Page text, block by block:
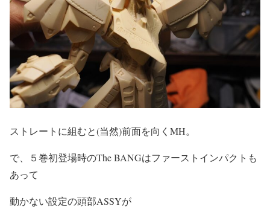
ストレートに組むと(当然)前面を向くMH。
で、５巻初登場時のThe BANGはファーストインパクトも
あって
動かない設定の頭部ASSYが